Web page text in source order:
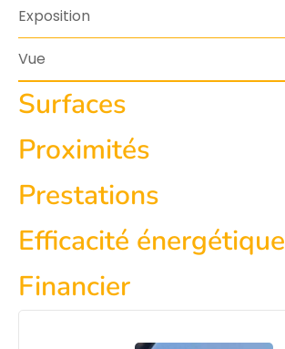
Exposition
Vue
Surfaces
Proximités
Prestations
Efficacité énergétique
Financier